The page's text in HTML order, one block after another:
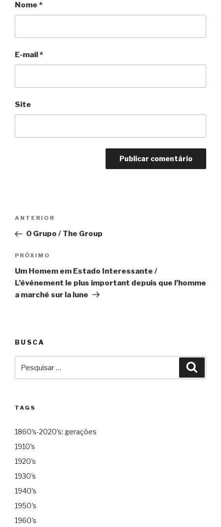
Nome *
E-mail *
Site
Post
Anterior
ANTERIOR
O Grupo / The Group
Próximo
PRÓXIMO
Um Homem em Estado Interessante /
L’évènement le plus important depuis que l’homme
a marché sur la lune
BUSCA
TAGS
1860's-2020's: gerações
1910's
1920's
1930's
1940's
1950's
1960's